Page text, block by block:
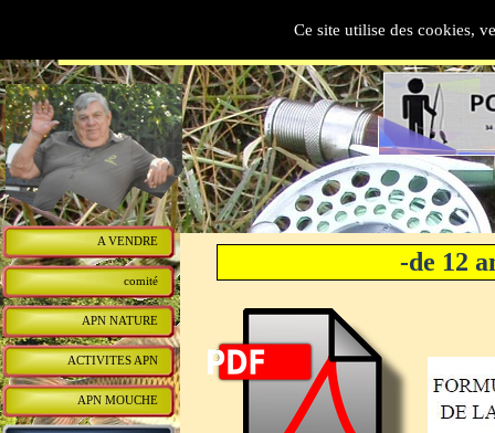
Ce site utilise des cookies,
AAPPMA   DU
A VENDRE
comité
APN NATURE
ACTIVITES APN
APN MOUCHE
-de 12